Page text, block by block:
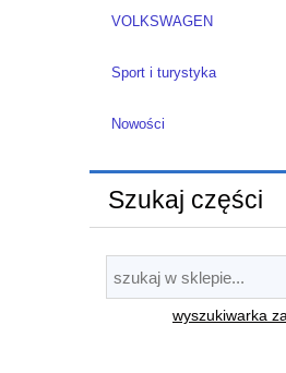
VOLKSWAGEN
Sport i turystyka
Nowości
Szukaj części
wyszukiwarka